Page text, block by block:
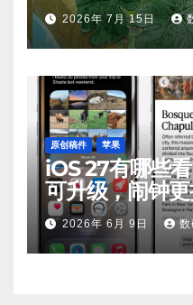
2026年 7月 15日
原创稿件 苹果
iOS 27有哪些
可升级，闹钟
持2026年 6月 9日 数